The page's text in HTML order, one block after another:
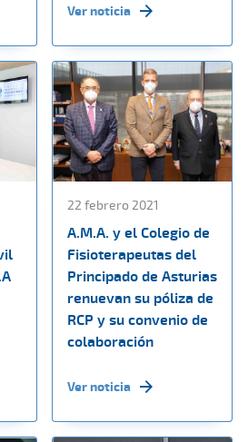
Ver noticia
22 febrero 2021
A.M.A. y el Colegio de
Fisioterapeutas del
Principado de Asturias
renuevan su póliza de
RCP y su convenio de
colaboración
Ver noticia